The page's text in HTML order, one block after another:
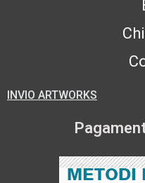
INVIO ARTWORKS